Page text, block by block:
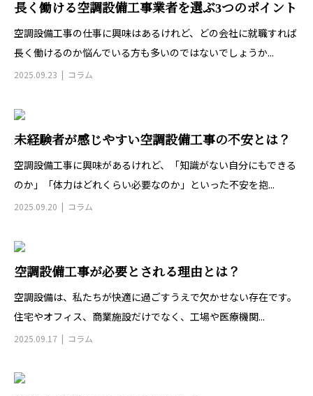
長く働ける空調設備工事業者を選ぶ3つのポイント
空調設備工事の仕事に興味はあるけれど、どの会社に就職すれば
長く働けるのか悩んでいる方も多いのではないでしょうか...
2025.09.23 コラム
未経験者が感じやすい空調設備工事の不安とは？
空調設備工事に興味があるけれど、「知識がない自分にもできる
のか」「体力はどれくらい必要なのか」といった不安を抱...
2025.09.20 コラム
空調設備工事が必要とされる理由とは？
空調設備は、私たちが快適に過ごすうえで欠かせない存在です。
住宅やオフィス、商業施設だけでなく、工場や医療機関...
2025.09.17 コラム